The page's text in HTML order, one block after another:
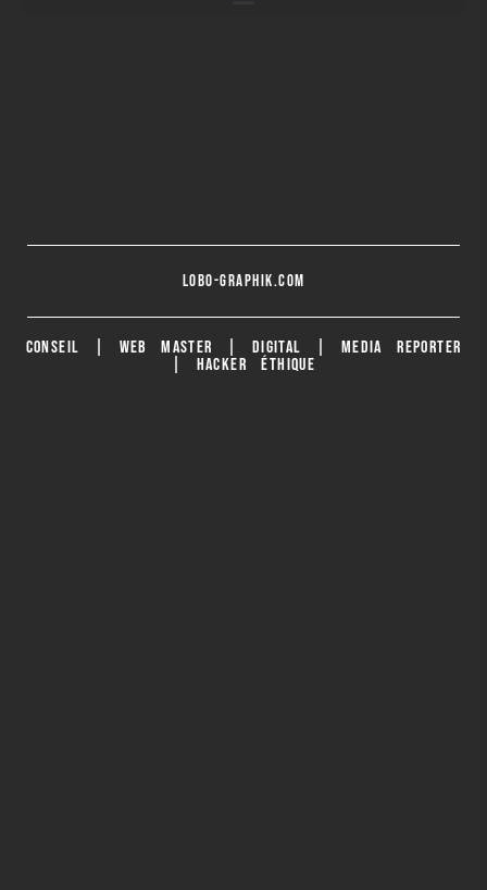
lobo-graphik.com
CONSEIL | WEB MASTER | DIGITAL | MEDIA REPORTER
| HACKER ÉTHIQUE